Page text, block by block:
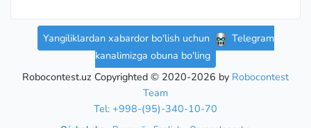
Yangiliklardan xabardor bo'lish uchun
Telegram
kanalimizga obuna bo'ling
Robocontest.uz Copyrighted © 2020-2026 by Robocontest
Team
Tel: +998-(95)-340-10-70